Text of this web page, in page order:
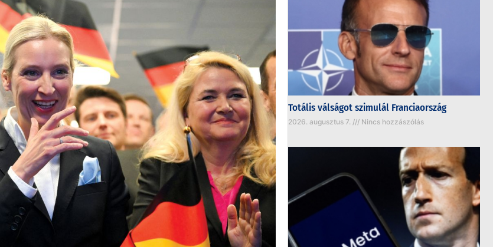
Totális válságot szimulál Franciaország
2026. augusztus 7. Nincs hozzászólás